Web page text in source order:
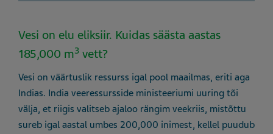
Vesi on elu eliksiir. Kuidas säästa aastas
185,000 m3 vett?
Vesi on väärtuslik ressurss igal pool maailmas, eriti aga
Indias. India veeressursside ministeeriumi uuring tõi
välja, et riigis valitseb ajaloo rängim veekriis, mistõttu
sureb igal aastal umbes 200,000 inimest, kellel puudub